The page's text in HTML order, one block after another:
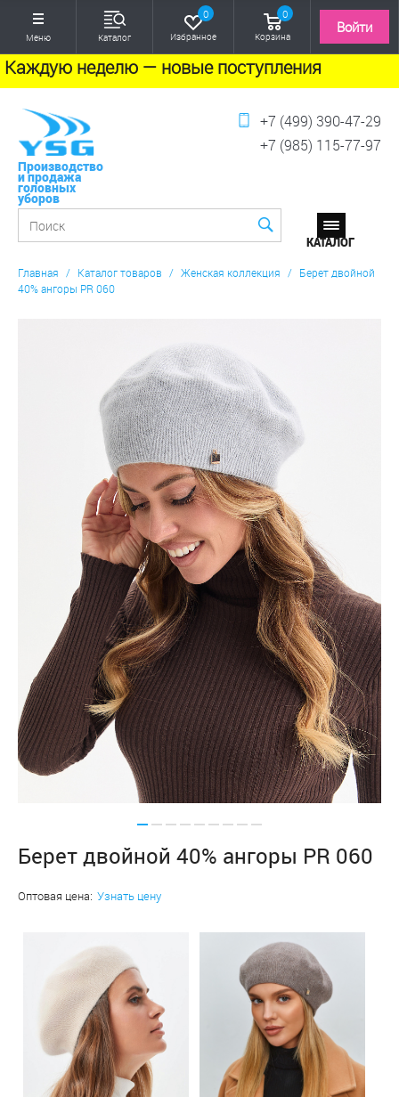
Меню Каталог
0
Избранное
0
Корзина
Войти
Каждую неделю — новые поступления
Производство
и продажа
головных
уборов
+7 (499) 390-47-29
+7 (985) 115-77-97
Главная / Каталог товаров / Женская коллекция / Берет двойной
40% ангоры PR 060
Берет двойной 40% ангоры PR 060
Оптовая цена: Узнать цену